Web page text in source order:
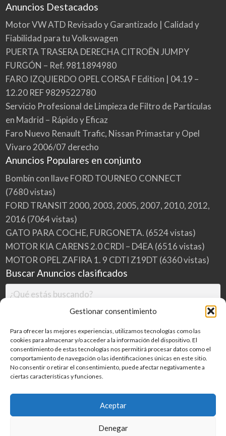
Gestionar consentimiento
Para ofrecer las mejores experiencias, utilizamos tecnologías como las
cookies para almacenar y/o acceder a la información del dispositivo. El
consentimiento de estas tecnologías nos permitirá procesar datos como el
comportamiento de navegación o las identificaciones únicas en este sitio.
No consentir o retirar el consentimiento, puede afectar negativamente a
ciertas características y funciones.
Aceptar
Denegar
Anuncios Destacados
Motor VW ATD Revisado y Garantizado | Calidad y
Fiabilidad para tu Volkswagen
PUERTA TRASERA DERECHA CITROËN JUMPY
FURGÓN – Ref. 9811894980
FARO IZQUIERDO OPEL CORSA F Edition | 04.19 –
12.20 REF 9829522780
Servicio Profesional de Limpieza de Filtro de Partículas
en Madrid – Rápido y Eficaz
Faro Nuevo Renault Trafic, Nissan Primastar y Opel
Vivaro 2006/07 derecho
Anuncios Populares en conjunto
Bombín con llave FORD TOURNEO CONNECT
(7680 vistas)
FORD TRANSIT 2000, 2003, 2005, 2007, 2010, 2012,
2016 (7064 vistas)
GATO PARA COCHE, FURGONETA. (6524 vistas)
MOTOR KIA CARENS 2.0 CRDI – D4EA (6516 vistas)
MOTOR OPEL ZAFIRA 1. 9 CDTI Z19DT (6360 vistas)
Buscar Anuncios clasificados